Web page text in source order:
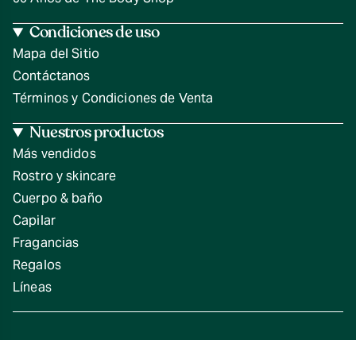
Condiciones de uso
Mapa del Sitio
Contáctanos
Términos y Condiciones de Venta
Nuestros productos
Más vendidos
Rostro y skincare
Cuerpo & baño
Capilar
Fragancias
Regalos
Líneas